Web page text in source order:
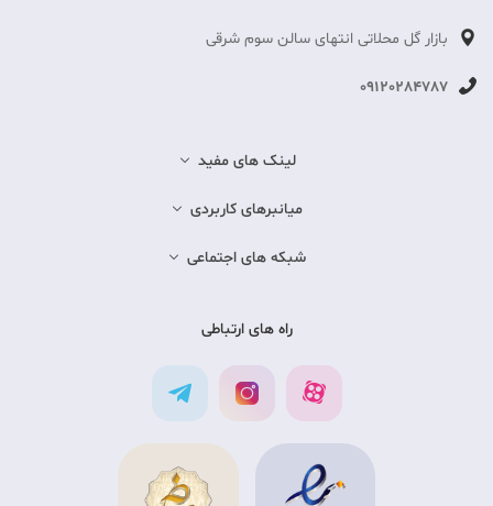
بازار گل محلاتی انتهای سالن سوم شرقی
09120284787
لینک های مفید
میانبرهای کاربردی
شبکه های اجتماعی
راه های ارتباطی